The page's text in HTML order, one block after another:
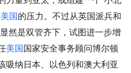
美国的压力。不过从英国派兵和
显然是双管齐下，试图进一步增
美国国家安全事务顾问博尔顿
吸纳日本、以色列和澳大利亚